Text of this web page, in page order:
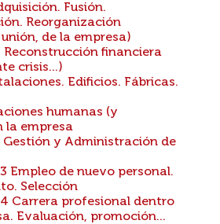
Fusión.
Reorganización
de la empresa)
Reconstrucción financiera
crisis...)
Edificios. Fábricas.
humanas (y
la empresa
Gestión y Administración de
Empleo de nuevo personal.
Selección
Carrera profesional dentro
Evaluación, promoción...